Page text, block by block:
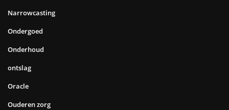
Narrowcasting
Ondergoed
Onderhoud
ontslag
Oracle
Ouderen zorg